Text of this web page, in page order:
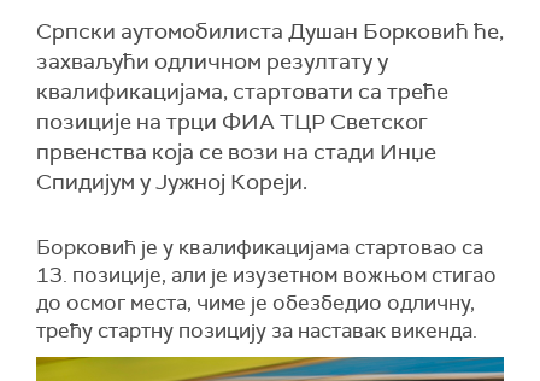
Српски аутомобилиста Душан Борковић ће,
захваљући одличном резултату у
квалификацијама, стартовати са треће
позиције на трци ФИА ТЦР Светског
првенства која се вози на стади Инџе
Спидијум у Јужној Кореји.
Борковић је у квалификацијама стартовао са
13. позиције, али је изузетном вожњом стигао
до осмог места, чиме је обезбедио одличну,
трећу стартну позицију за наставак викенда.